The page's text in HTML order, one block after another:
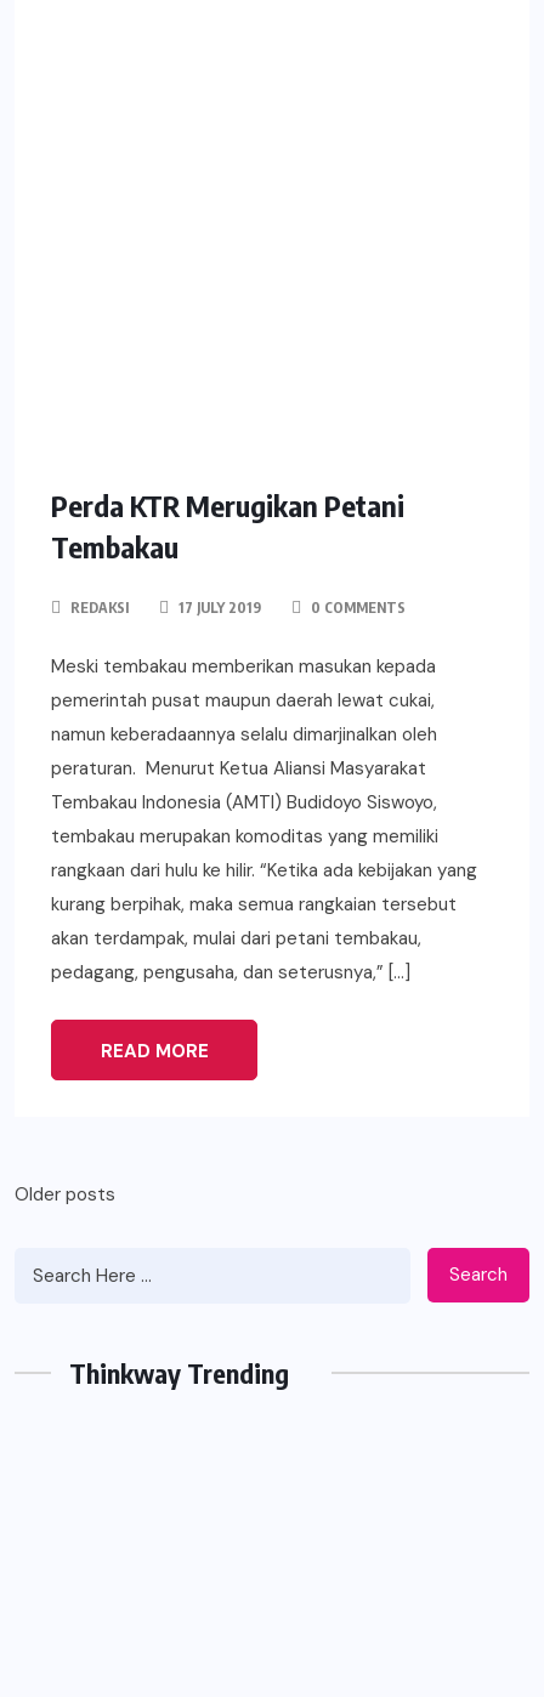
Perda KTR Merugikan Petani
Tembakau
REDAKSI 17 JULY 2019 0 COMMENTS
Meski tembakau memberikan masukan kepada
pemerintah pusat maupun daerah lewat cukai,
namun keberadaannya selalu dimarjinalkan oleh
peraturan. Menurut Ketua Aliansi Masyarakat
Tembakau Indonesia (AMTI) Budidoyo Siswoyo,
tembakau merupakan komoditas yang memiliki
rangkaan dari hulu ke hilir. “Ketika ada kebijakan yang
kurang berpihak, maka semua rangkaian tersebut
akan terdampak, mulai dari petani tembakau,
pedagang, pengusaha, dan seterusnya,” […]
READ MORE
Posts
Older posts
Search
Thinkway Trending